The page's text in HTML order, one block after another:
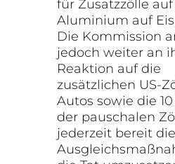
für Zusatzzölle
Aluminium auf
Die Kommission
jedoch weiter an
Reaktion auf die
zusätzlichen US-
Autos sowie die
der pauschalen
jederzeit bereit